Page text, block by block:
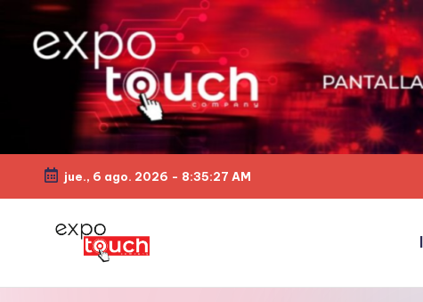
jue., 6 ago. 2026 - 8:35:28 AM